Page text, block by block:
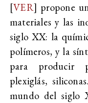
[VER] propone
materiales y las
siglo XX: la
polímeros, y la
para producir
plexiglás,
mundo del siglo